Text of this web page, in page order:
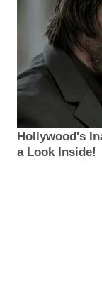
Hollywood's
a Look Inside!